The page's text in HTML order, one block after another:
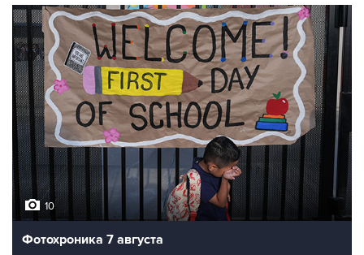
10
Фотохроника 7 августа